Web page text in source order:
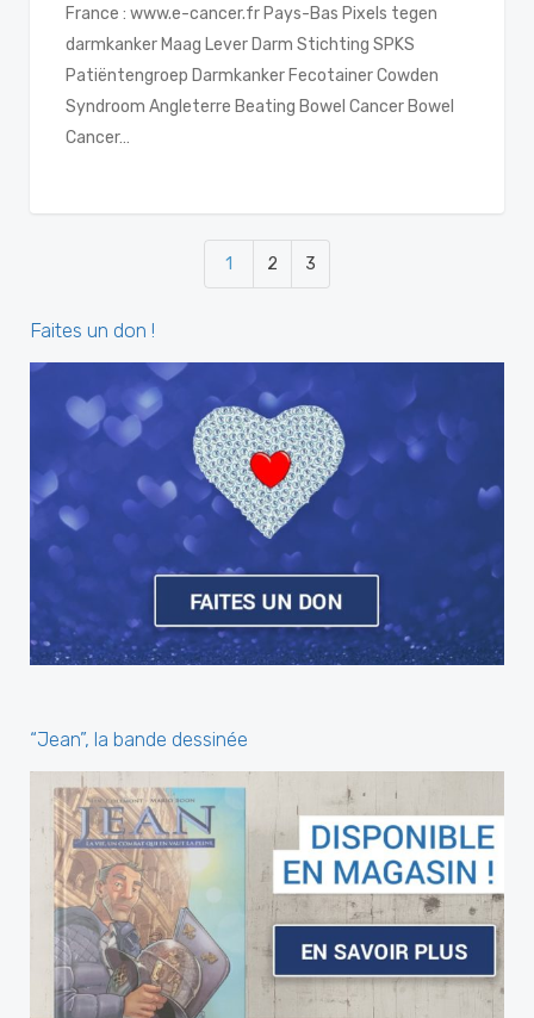
France : www.e-cancer.fr Pays-Bas Pixels tegen
darmkanker Maag Lever Darm Stichting SPKS
Patiëntengroep Darmkanker Fecotainer Cowden
Syndroom Angleterre Beating Bowel Cancer Bowel
Cancer…
1 2 3
Faites un don !
“Jean”, la bande dessinée